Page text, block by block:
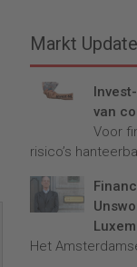
Markt Update
van
Voor
risico’s
Het